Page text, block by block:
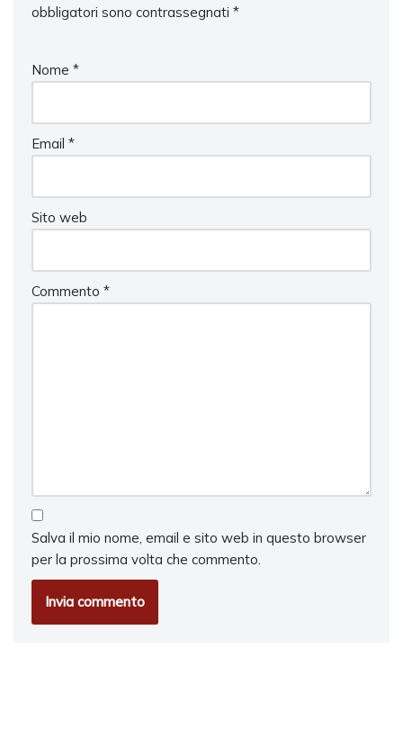
obbligatori sono contrassegnati *
Nome *
Email *
Sito web
Commento *
Salva il mio nome, email e sito web in questo browser
per la prossima volta che commento.